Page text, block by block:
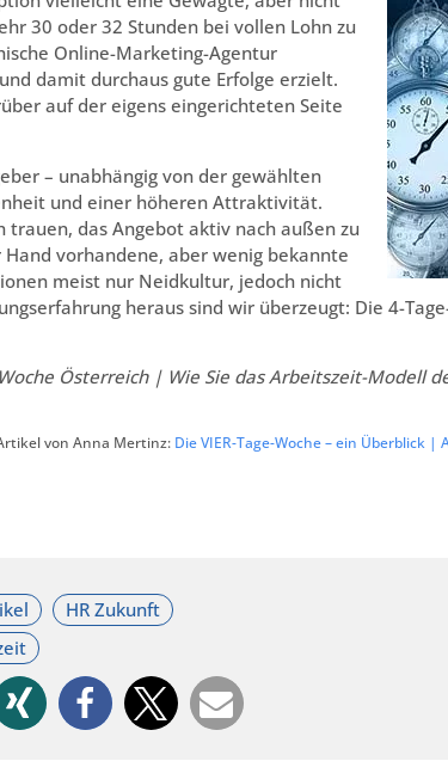
30 oder 32 Stunden bei vollen Lohn zu
Online-Marketing-Agentur
damit durchaus gute Erfolge erzielt.
auf der eigens eingerichteten Seite
– unabhängig von der gewählten
und einer höheren Attraktivität.
trauen, das Angebot aktiv nach außen zu
vorhandene, aber wenig bekannte
meist nur Neidkultur, jedoch nicht
heraus sind wir überzeugt: Die 4-
Österreich | Wie Sie das Arbeitszeit-Modell
von Anna Mertinz: Die VIER-Tage-Woche – ein Überblick